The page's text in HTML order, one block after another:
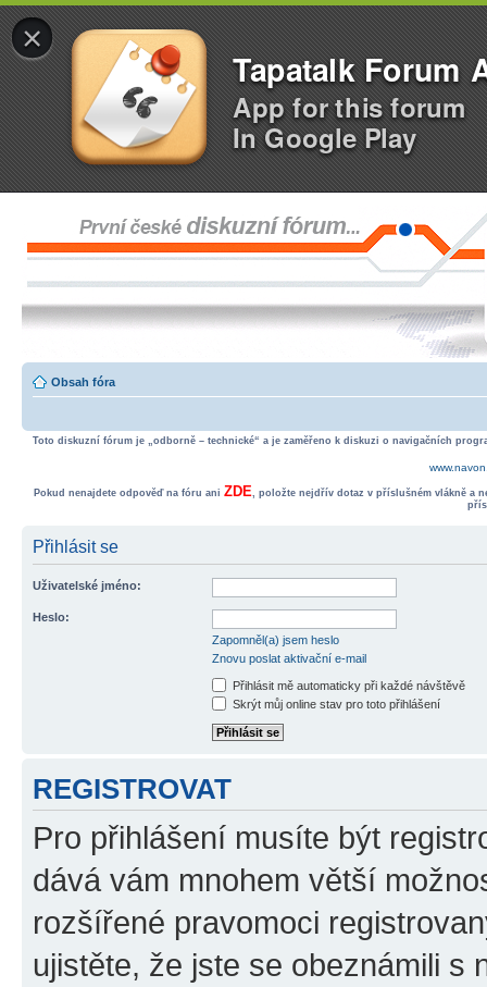
×
Tapatalk Forum
App for this forum
In Google Play
Obsah fóra
Toto diskuzní fórum je „odborně – technické“ a je zaměřeno k diskuzi o navigačních
Pokud nenajdete odpověď na fóru ani ZDE, položte nejdřív dotaz v příslušném vlákně a
Přihlásit se
Uživatelské jméno:
Heslo:
Zapomněl(a) jsem heslo
Znovu poslat aktivační e-mail
Přihlásit mě automaticky při každé návštěvě
Skrýt můj online stav pro toto přihlášení
REGISTROVAT
Pro přihlášení musíte být
dává vám mnohem větší
rozšířené pravomoci
ujistěte, že jste se obeznámili s